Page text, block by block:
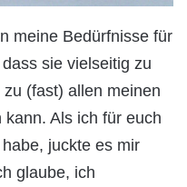
meine Bedürfnisse für
sie vielseitig zu
(fast) allen meinen
Als ich für euch
juckte es mir
glaube, ich